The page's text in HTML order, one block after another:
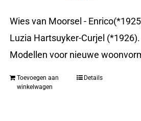
Wies van Moorsel -
Luzia Hartsuyker-Curjel (*1926).
Modellen voor nieuwe
Toevoegen aan
winkelwagen
Details